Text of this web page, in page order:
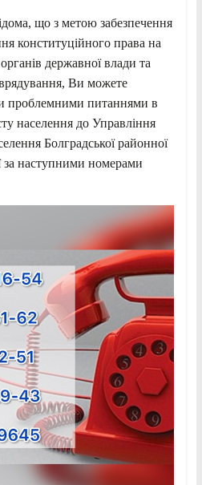
що з метою забезпечення
конституційного права на
державної влади та
Ви можете
проблемними питаннями в
населення до Управління
Болградської районної
за наступними номерами